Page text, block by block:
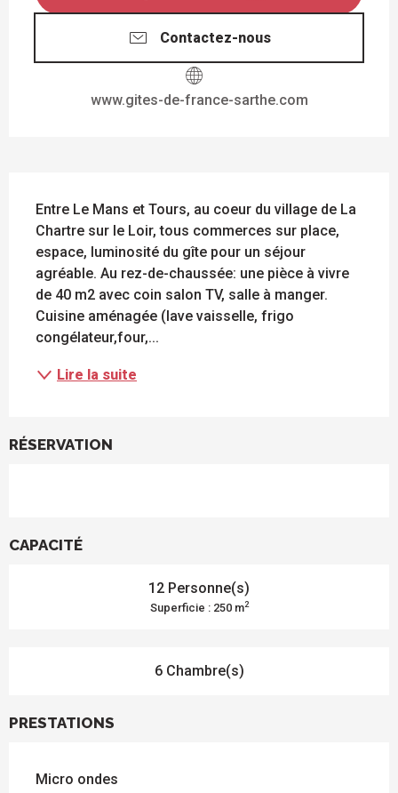
Contactez-nous
www.gites-de-france-sarthe.com
Entre Le Mans et Tours, au coeur du village de La
Chartre sur le Loir, tous commerces sur place,
espace, luminosité du gîte pour un séjour
agréable. Au rez-de-chaussée: une pièce à vivre
de 40 m2 avec coin salon TV, salle à manger.
Cuisine aménagée (lave vaisselle, frigo
congélateur,four,...
Lire la suite
RÉSERVATION
CAPACITÉ
12 Personne(s)
Superficie : 250 m2
6 Chambre(s)
PRESTATIONS
Micro ondes